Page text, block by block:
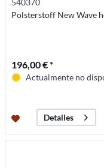
540370
Polsterstoff New Wave
196,00 € *
Actualmente no
Detalles